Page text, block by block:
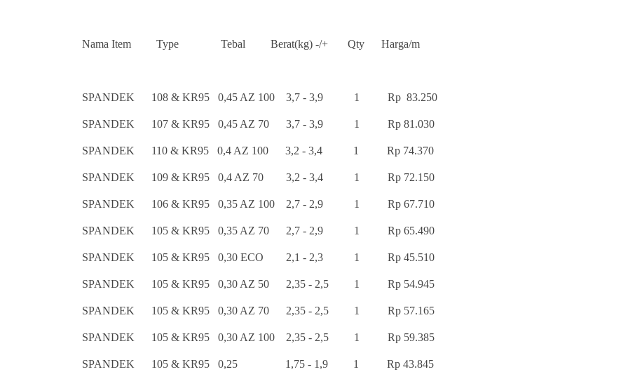
Nama Item Type Tebal Berat(kg) -/+ Qty Harga/m
SPANDEK 108 & KR95 0,45 AZ 100 3,7 - 3,9 1 Rp 83.250
SPANDEK 107 & KR95 0,45 AZ 70 3,7 - 3,9 1 Rp 81.030
SPANDEK 110 & KR95 0,4 AZ 100 3,2 - 3,4 1 Rp 74.370
SPANDEK 109 & KR95 0,4 AZ 70 3,2 - 3,4 1 Rp 72.150
SPANDEK 106 & KR95 0,35 AZ 100 2,7 - 2,9 1 Rp 67.710
SPANDEK 105 & KR95 0,35 AZ 70 2,7 - 2,9 1 Rp 65.490
SPANDEK 105 & KR95 0,30 ECO 2,1 - 2,3 1 Rp 45.510
SPANDEK 105 & KR95 0,30 AZ 50 2,35 - 2,5 1 Rp 54.945
SPANDEK 105 & KR95 0,30 AZ 70 2,35 - 2,5 1 Rp 57.165
SPANDEK 105 & KR95 0,30 AZ 100 2,35 - 2,5 1 Rp 59.385
SPANDEK 105 & KR95 0,25 1,75 - 1,9 1 Rp 43.845